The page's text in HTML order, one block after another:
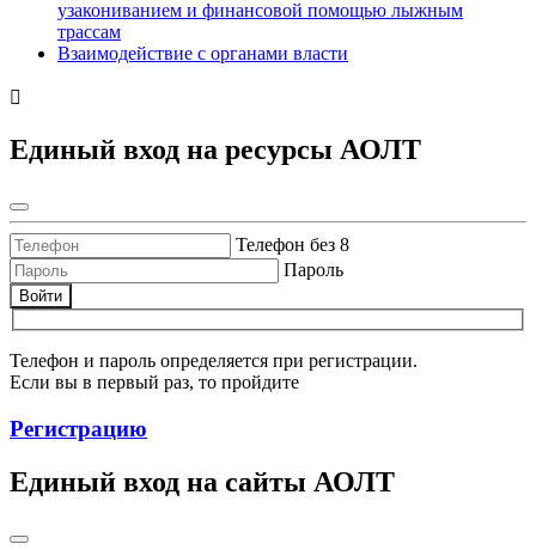
узакониванием и финансовой помощью лыжным
трассам
Взаимодействие с органами власти
Единый вход на ресурсы АОЛТ
Телефон без 8
Пароль
Войти
Телефон и пароль определяется при регистрации.
Если вы в первый раз, то пройдите
Регистрацию
Единый вход на сайты АОЛТ